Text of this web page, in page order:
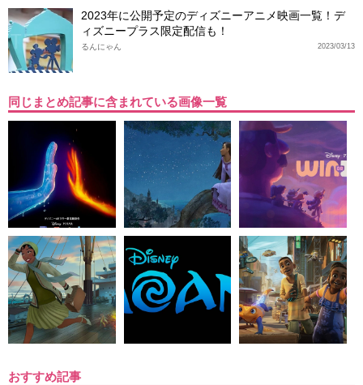
2023年に公開予定のディズニーアニメ映画一覧！デ
ィズニープラス限定配信も！
2023/03/13
るんにゃん
同じまとめ記事に含まれている画像一覧
おすすめ記事